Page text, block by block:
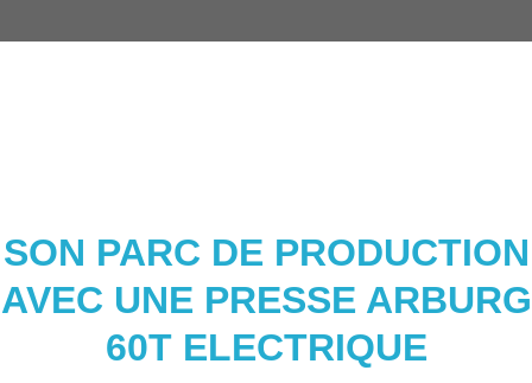
SON PARC DE PRODUCTION
AVEC UNE PRESSE ARBURG
60T ELECTRIQUE